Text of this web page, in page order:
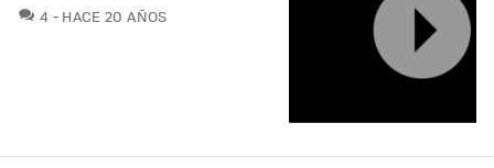
4 COMENTARIOS
HACE 20 AÑOS